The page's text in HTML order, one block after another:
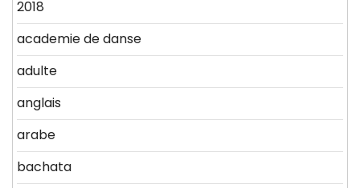
2018
academie de danse
adulte
anglais
arabe
bachata